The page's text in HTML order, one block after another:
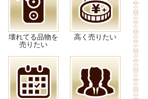
壊れてる品物を
売りたい
高く売りたい